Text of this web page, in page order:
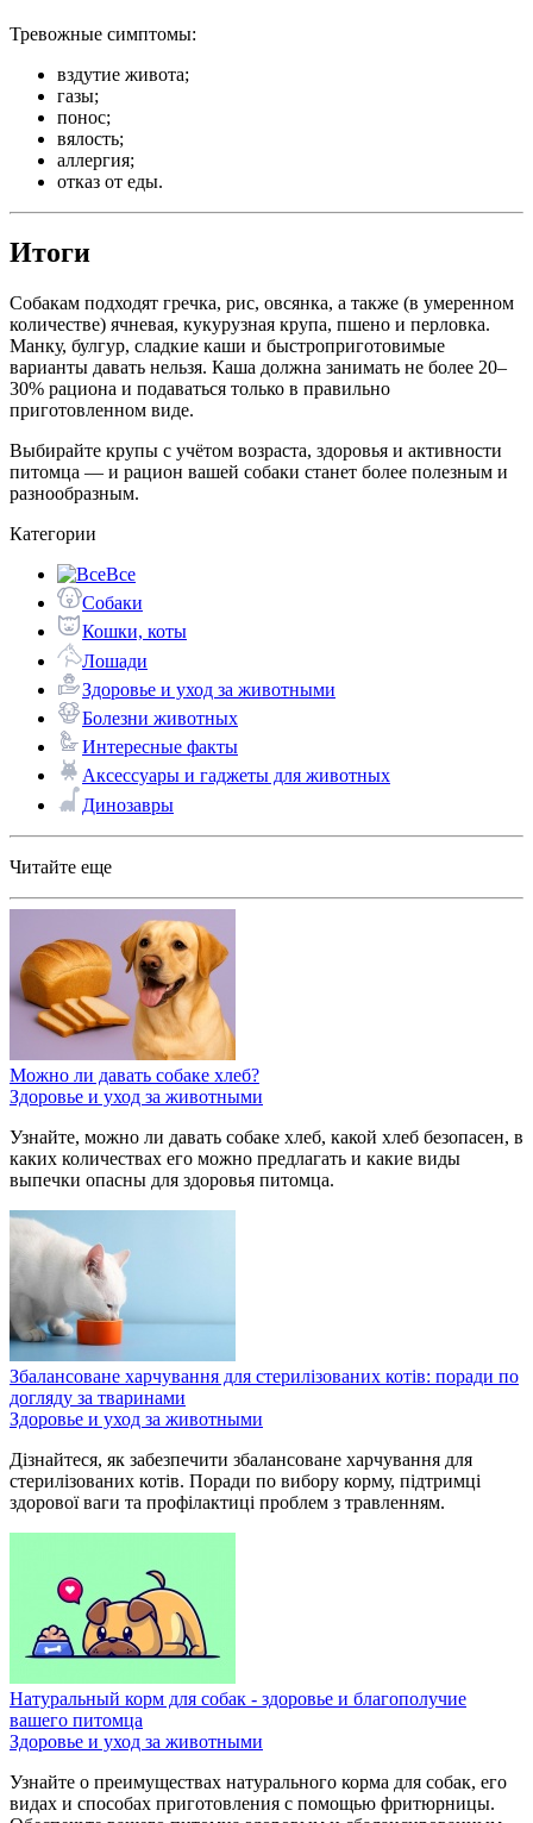
Тревожные симптомы:
вздутие живота;
газы;
понос;
вялость;
аллергия;
отказ от еды.
Итоги
Собакам подходят гречка, рис, овсянка, а также (в умеренном
количестве) ячневая, кукурузная крупа, пшено и перловка.
Манку, булгур, сладкие каши и быстроприготовимые
варианты давать нельзя. Каша должна занимать не более 20–
30% рациона и подаваться только в правильно
приготовленном виде.
Выбирайте крупы с учётом возраста, здоровья и активности
питомца — и рацион вашей собаки станет более полезным и
разнообразным.
Категории
Все
Собаки
Кошки, коты
Лошади
Здоровье и уход за животными
Болезни животных
Интересные факты
Аксессуары и гаджеты для животных
Динозавры
Читайте еще
Можно ли давать собаке хлеб?
Здоровье и уход за животными
Узнайте, можно ли давать собаке хлеб, какой хлеб безопасен, в
каких количествах его можно предлагать и какие виды
выпечки опасны для здоровья питомца.
Збалансоване харчування для стерилізованих котів: поради по
догляду за тваринами
Здоровье и уход за животными
Дізнайтеся, як забезпечити збалансоване харчування для
стерилізованих котів. Поради по вибору корму, підтримці
здорової ваги та профілактиці проблем з травленням.
Натуральный корм для собак - здоровье и благополучие
вашего питомца
Здоровье и уход за животными
Узнайте о преимуществах натурального корма для собак, его
видах и способах приготовления с помощью фритюрницы.